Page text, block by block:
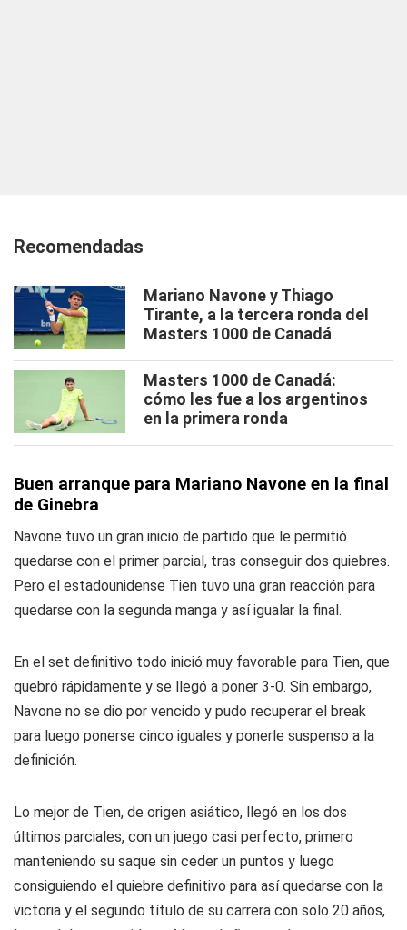
Recomendadas
Mariano Navone y Thiago
Tirante, a la tercera ronda del
Masters 1000 de Canadá
Masters 1000 de Canadá:
cómo les fue a los argentinos
en la primera ronda
Buen arranque para Mariano Navone en la final
de Ginebra
Navone tuvo un gran inicio de partido que le permitió
quedarse con el primer parcial, tras conseguir dos quiebres.
Pero el estadounidense Tien tuvo una gran reacción para
quedarse con la segunda manga y así igualar la final.
En el set definitivo todo inició muy favorable para Tien, que
quebró rápidamente y se llegó a poner 3-0. Sin embargo,
Navone no se dio por vencido y pudo recuperar el break
para luego ponerse cinco iguales y ponerle suspenso a la
definición.
Lo mejor de Tien, de origen asiático, llegó en los dos
últimos parciales, con un juego casi perfecto, primero
manteniendo su saque sin ceder un puntos y luego
consiguiendo el quiebre definitivo para así quedarse con la
victoria y el segundo título de su carrera con solo 20 años,